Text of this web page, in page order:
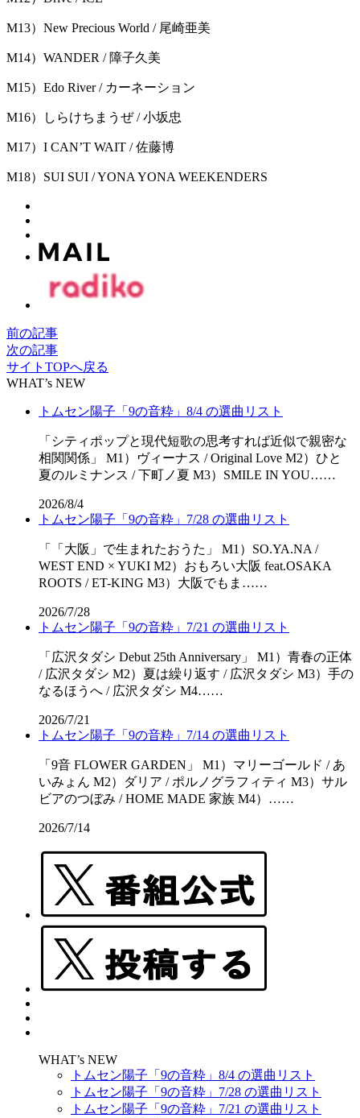
M13）New Precious World / 尾崎亜美
M14）WANDER / 障子久美
M15）Edo River / カーネーション
M16）しらけちまうぜ / 小坂忠
M17）I CAN’T WAIT / 佐藤博
M18）SUI SUI / YONA YONA WEEKENDERS
前の記事
次の記事
サイトTOPへ戻る
WHAT’s NEW
トムセン陽子「9の音粋」8/4 の選曲リスト
「シティポップと現代短歌の思考すれば近似で親密な
相関関係」 M1）ヴィーナス / Original Love M2）ひと
夏のルミナンス / 下町ノ夏 M3）SMILE IN YOU……
2026/8/4
トムセン陽子「9の音粋」7/28 の選曲リスト
「「⼤阪」で⽣まれたおうた」 M1）SO.YA.NA /
WEST END × YUKI M2）おもろい大阪 feat.OSAKA
ROOTS / ET-KING M3）大阪でもま……
2026/7/28
トムセン陽子「9の音粋」7/21 の選曲リスト
「広沢タダシ Debut 25th Anniversary」 M1）青春の正体
/ 広沢タダシ M2）夏は繰り返す / 広沢タダシ M3）手の
なるほうへ / 広沢タダシ M4……
2026/7/21
トムセン陽子「9の音粋」7/14 の選曲リスト
「9音 FLOWER GARDEN」 M1）マリーゴールド / あ
いみょん M2）ダリア / ポルノグラフィティ M3）サル
ビアのつぼみ / HOME MADE 家族 M4）……
2026/7/14
WHAT’s NEW
トムセン陽子「9の音粋」8/4 の選曲リスト
トムセン陽子「9の音粋」7/28 の選曲リスト
トムセン陽子「9の音粋」7/21 の選曲リスト